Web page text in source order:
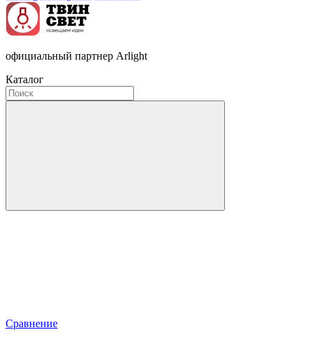
официальный партнер Arlight
Каталог
Сравнение